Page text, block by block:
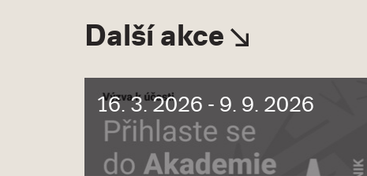
Další akce
16. 3. 2026 - 9. 9. 2026